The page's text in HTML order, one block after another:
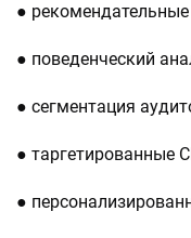
●
● поведенческий
● сегментация
● таргетированные
●